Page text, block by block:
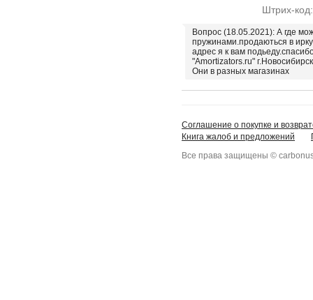
Штрих-
Вопрос (18.05.2021): А где
пружинами.продаються в
адрес я к вам
"Amortizators.ru"
Они в разных магазинах
Соглашение о покупке и
Книга жалоб и предложений
Все права защищены ©